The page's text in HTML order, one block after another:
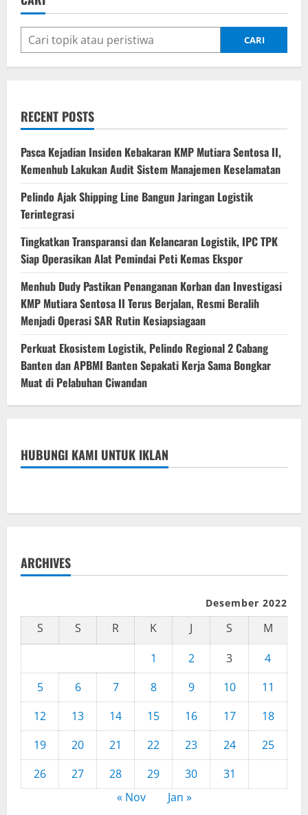
CARI
RECENT POSTS
Pasca Kejadian Insiden Kebakaran KMP Mutiara Sentosa II,
Kemenhub Lakukan Audit Sistem Manajemen Keselamatan
Pelindo Ajak Shipping Line Bangun Jaringan Logistik
Terintegrasi
Tingkatkan Transparansi dan Kelancaran Logistik, IPC TPK
Siap Operasikan Alat Pemindai Peti Kemas Ekspor
Menhub Dudy Pastikan Penanganan Korban dan Investigasi
KMP Mutiara Sentosa II Terus Berjalan, Resmi Beralih
Menjadi Operasi SAR Rutin Kesiapsiagaan
Perkuat Ekosistem Logistik, Pelindo Regional 2 Cabang
Banten dan APBMI Banten Sepakati Kerja Sama Bongkar
Muat di Pelabuhan Ciwandan
HUBUNGI KAMI UNTUK IKLAN
ARCHIVES
Desember 2022
S S R K J S
M
1
2 3
4
5
6 7 8 9 10
11
12
13 14 15 16 17
18
19
20 21 22 23 24
25
26
27 28 29 30
31
« Nov
Jan »